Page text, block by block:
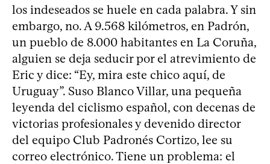
los indeseados se huele en cada palabra. Y sin
embargo, no. A 9.568 kilómetros, en Padrón,
un pueblo de 8.000 habitantes en La Coruña,
alguien se deja seducir por el atrevimiento de
Eric y dice: “Ey, mira este chico aquí, de
Uruguay”. Suso Blanco Villar, una pequeña
leyenda del ciclismo español, con decenas de
victorias profesionales y devenido director
del equipo Club Padronés Cortizo, lee su
correo electrónico. Tiene un problema: el